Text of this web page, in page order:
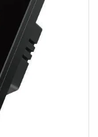
avec installation
art.503E ou
chevilles dans le
et art.